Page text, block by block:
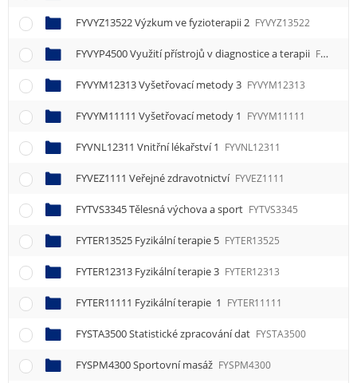
FYVYZ13522 Výzkum ve fyzioterapii 2 FYVYZ13522
FYVYP4500 Využití přístrojů v diagnostice a terapii FYVYP4500
FYVYM12313 Vyšetřovací metody 3 FYVYM12313
FYVYM11111 Vyšetřovací metody 1 FYVYM11111
FYVNL12311 Vnitřní lékařství 1 FYVNL12311
FYVEZ1111 Veřejné zdravotnictví FYVEZ1111
FYTVS3345 Tělesná výchova a sport FYTVS3345
FYTER13525 Fyzikální terapie 5 FYTER13525
FYTER12313 Fyzikální terapie 3 FYTER12313
FYTER11111 Fyzikální terapie 1 FYTER11111
FYSTA3500 Statistické zpracování dat FYSTA3500
FYSPM4300 Sportovní masáž FYSPM4300